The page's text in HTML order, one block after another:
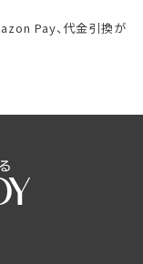
Pay、代金引換が